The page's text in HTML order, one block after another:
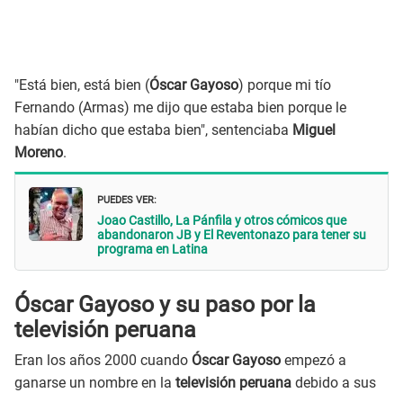
"Está bien, está bien (Óscar Gayoso) porque mi tío
Fernando (Armas) me dijo que estaba bien porque le
habían dicho que estaba bien", sentenciaba Miguel
Moreno.
PUEDES VER:
Joao Castillo, La Pánfila y otros cómicos que
abandonaron JB y El Reventonazo para tener su
programa en Latina
Óscar Gayoso y su paso por la
televisión peruana
Eran los años 2000 cuando Óscar Gayoso empezó a
ganarse un nombre en la televisión peruana debido a sus